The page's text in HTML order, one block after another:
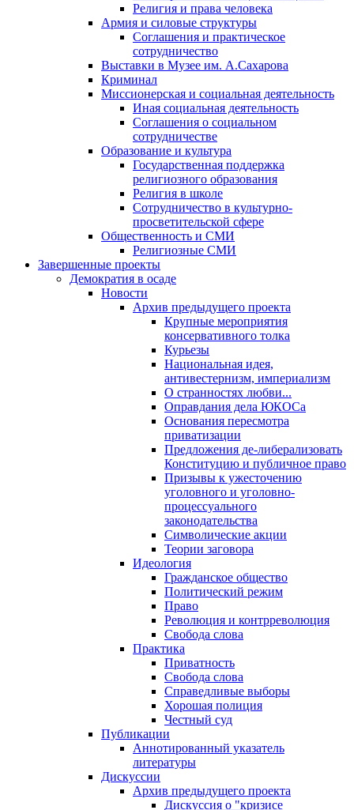
Религия и права человека
Армия и силовые структуры
Соглашения и практическое
сотрудничество
Выставки в Музее им. А.Сахарова
Криминал
Миссионерская и социальная деятельность
Иная социальная деятельность
Соглашения о социальном
сотрудничестве
Образование и культура
Государственная поддержка
религиозного образования
Религия в школе
Сотрудничество в культурно-
просветительской сфере
Общественность и СМИ
Религиозные СМИ
Завершенные проекты
Демократия в осаде
Новости
Архив предыдущего проекта
Крупные мероприятия
консервативного толка
Курьезы
Национальная идея,
антивестернизм, империализм
О странностях любви...
Оправдания дела ЮКОСа
Основания пересмотра
приватизации
Предложения де-либерализовать
Конституцию и публичное право
Призывы к ужесточению
уголовного и уголовно-
процессуального
законодательства
Символические акции
Теории заговора
Идеология
Гражданское общество
Политический режим
Право
Революция и контрреволюция
Свобода слова
Практика
Приватность
Свобода слова
Справедливые выборы
Хорошая полиция
Честный суд
Публикации
Аннотированный указатель
литературы
Дискуссии
Архив предыдущего проекта
Дискуссия о "кризисе